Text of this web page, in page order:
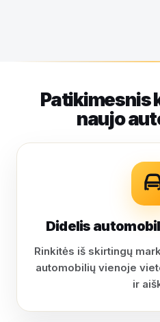
Patikimesnis
naujo
Didelis
Rinkitės iš skirtingų
automobilių vienoje
ir